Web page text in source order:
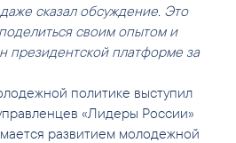
сказал обсуждение. Это
своим опытом и
президентской платформе за
политике выступил
«Лидеры России»
развитием молодежной